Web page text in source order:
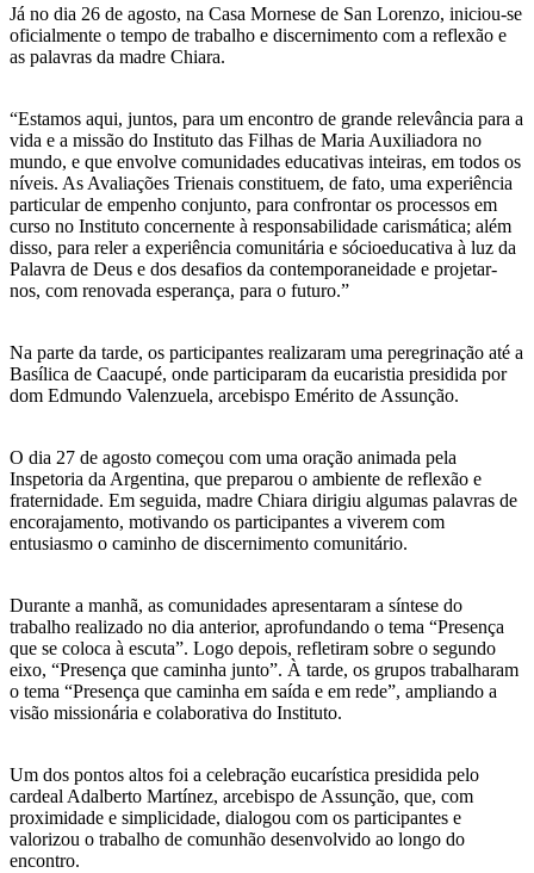
Já no dia 26 de agosto, na Casa Mornese de San Lorenzo, iniciou-se
oficialmente o tempo de trabalho e discernimento com a reflexão e
as palavras da madre Chiara.
“Estamos aqui, juntos, para um encontro de grande relevância para a
vida e a missão do Instituto das Filhas de Maria Auxiliadora no
mundo, e que envolve comunidades educativas inteiras, em todos os
níveis. As Avaliações Trienais constituem, de fato, uma experiência
particular de empenho conjunto, para confrontar os processos em
curso no Instituto concernente à responsabilidade carismática; além
disso, para reler a experiência comunitária e sócioeducativa à luz da
Palavra de Deus e dos desafios da contemporaneidade e projetar-
nos, com renovada esperança, para o futuro.”
Na parte da tarde, os participantes realizaram uma peregrinação até a
Basílica de Caacupé, onde participaram da eucaristia presidida por
dom Edmundo Valenzuela, arcebispo Emérito de Assunção.
O dia 27 de agosto começou com uma oração animada pela
Inspetoria da Argentina, que preparou o ambiente de reflexão e
fraternidade. Em seguida, madre Chiara dirigiu algumas palavras de
encorajamento, motivando os participantes a viverem com
entusiasmo o caminho de discernimento comunitário.
Durante a manhã, as comunidades apresentaram a síntese do
trabalho realizado no dia anterior, aprofundando o tema “Presença
que se coloca à escuta”. Logo depois, refletiram sobre o segundo
eixo, “Presença que caminha junto”. À tarde, os grupos trabalharam
o tema “Presença que caminha em saída e em rede”, ampliando a
visão missionária e colaborativa do Instituto.
Um dos pontos altos foi a celebração eucarística presidida pelo
cardeal Adalberto Martínez, arcebispo de Assunção, que, com
proximidade e simplicidade, dialogou com os participantes e
valorizou o trabalho de comunhão desenvolvido ao longo do
encontro.